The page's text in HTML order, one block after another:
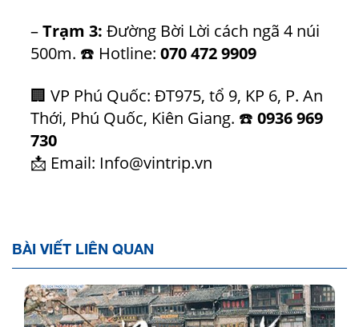
–Trạm 3: Đường Bời Lời cách ngã 4 núi
500m. ☎️ Hotline: 070 472 9909
🏢 VP Phú Quốc: ĐT975, tổ 9, KP 6, P. An
Thới, Phú Quốc, Kiên Giang. ☎️ 0936 969
730
📩 Email: Info@vintrip.vn
BÀI VIẾT LIÊN QUAN